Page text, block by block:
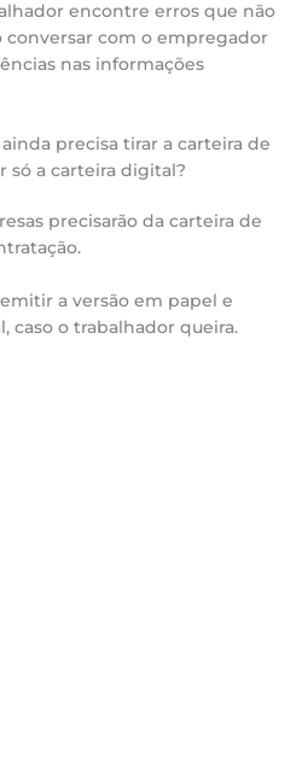
encontre erros que não
conversar com o empregador
nas informações
precisa tirar a carteira de
só a carteira digital?
precisarão da carteira de
a versão em papel e
caso o trabalhador queira.